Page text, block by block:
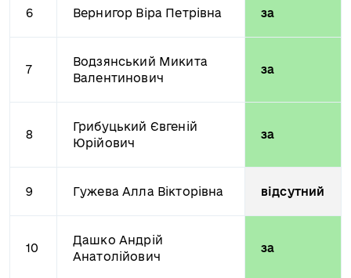
6 Вернигор Віра Петрівна за
7
Водзянський Микита
Валентинович
за
8
Грибуцький Євгеній
Юрійович
за
9 Гужева Алла Вікторівна відсутний
10
Дашко Андрій
Анатолійович
за